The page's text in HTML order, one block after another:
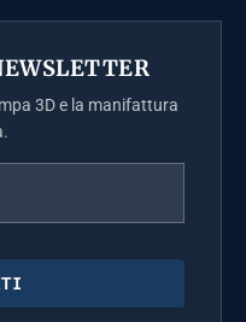
3D e la manifattura